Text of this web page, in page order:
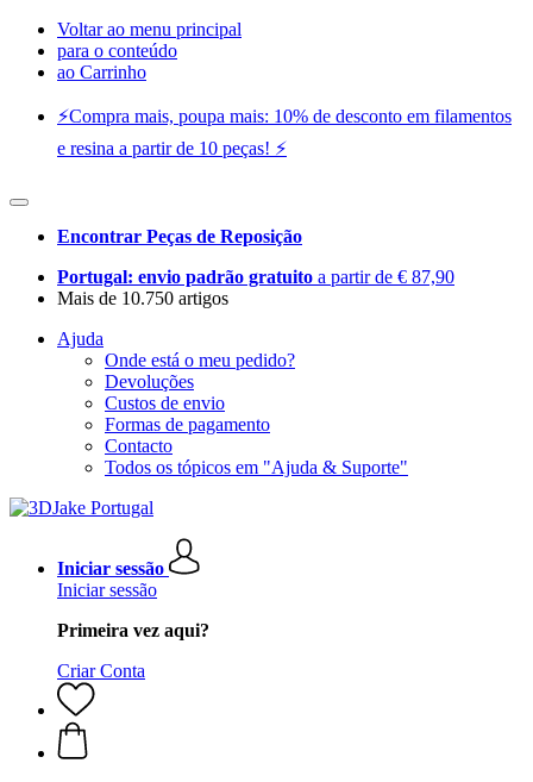
Voltar ao menu principal
para o conteúdo
ao Carrinho
⚡️Compra mais, poupa mais: 10% de desconto em filamentos
e resina a partir de 10 peças! ⚡️
Encontrar Peças de Reposição
Portugal: envio padrão gratuito a partir de € 87,90
Mais de 10.750 artigos
Ajuda
Onde está o meu pedido?
Devoluções
Custos de envio
Formas de pagamento
Contacto
Todos os tópicos em "Ajuda & Suporte"
Iniciar sessão
Iniciar sessão
Primeira vez aqui?
Criar Conta